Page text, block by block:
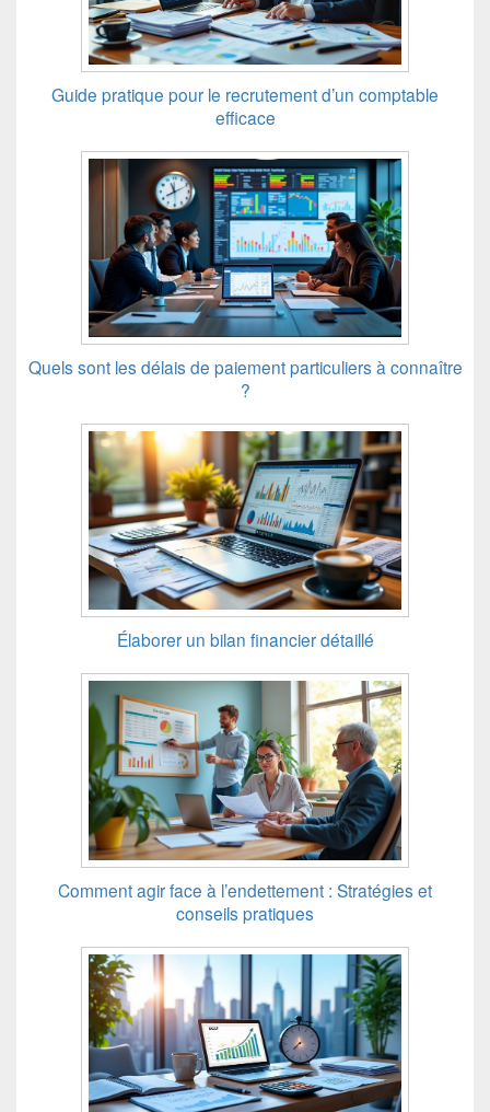
Guide pratique pour le recrutement d’un comptable
efficace
Quels sont les délais de paiement particuliers à connaître
?
Élaborer un bilan financier détaillé
Comment agir face à l’endettement : Stratégies et
conseils pratiques